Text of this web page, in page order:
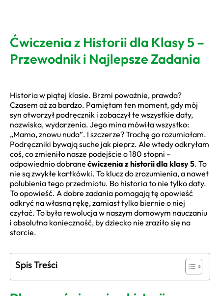
Ćwiczenia z Historii dla Klasy 5 –
Przewodnik i Najlepsze Zadania
Historia w piątej klasie. Brzmi poważnie, prawda?
Czasem aż za bardzo. Pamiętam ten moment, gdy mój
syn otworzył podręcznik i zobaczył te wszystkie daty,
nazwiska, wydarzenia. Jego mina mówiła wszystko:
„Mamo, znowu nuda”. I szczerze? Trochę go rozumiałam.
Podręczniki bywają suche jak pieprz. Ale wtedy odkryłam
coś, co zmieniło nasze podejście o 180 stopni –
odpowiednio dobrane ćwiczenia z historii dla klasy 5. To
nie są zwykłe kartkówki. To klucz do zrozumienia, a nawet
polubienia tego przedmiotu. Bo historia to nie tylko daty.
To opowieść. A dobre zadania pomagają tę opowieść
odkryć na własną rękę, zamiast tylko biernie o niej
czytać. To była rewolucja w naszym domowym nauczaniu
i absolutna konieczność, by dziecko nie zraziło się na
starcie.
Spis Treści